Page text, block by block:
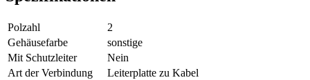
Polzahl
2
Gehäusefarbe
sonstige
Mit Schutzleiter
Nein
Art der Verbindung
Leiterplatte zu Kabel